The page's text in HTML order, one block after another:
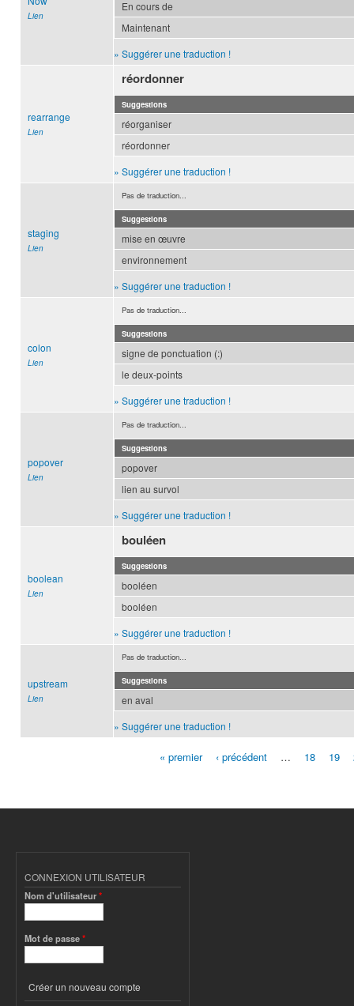
Lien
En cours de
Maintenant
» Suggérer une traduction !
rearrange
Lien
réordonner
Suggestions
réorganiser
réordonner
» Suggérer une traduction !
staging
Lien
Pas de traduction...
Suggestions
mise en œuvre
environnement
» Suggérer une traduction !
colon
Lien
Pas de traduction...
Suggestions
signe de ponctuation (:)
le deux-points
» Suggérer une traduction !
popover
Lien
Pas de traduction...
Suggestions
popover
lien au survol
» Suggérer une traduction !
boolean
Lien
bouléen
Suggestions
booléen
booléen
» Suggérer une traduction !
upstream
Lien
Pas de traduction...
Suggestions
en aval
» Suggérer une traduction !
« premier ‹ précédent … 18 19
CONNEXION UTILISATEUR
Nom d'utilisateur*
Mot de passe*
Créer un nouveau compte